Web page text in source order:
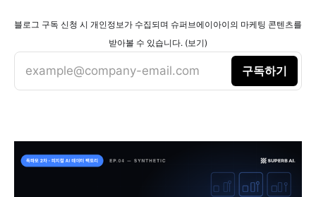
블로그 구독 신청 시 개인정보가 수집되며 슈퍼브에이아이의 마케팅 콘텐츠를
받아볼 수 있습니다. (보기)
example@company-email.com 구독하기